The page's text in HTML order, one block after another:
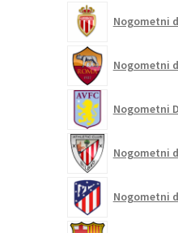
Nogometni
Nogometni
Nogometni
Nogometni
Nogometni